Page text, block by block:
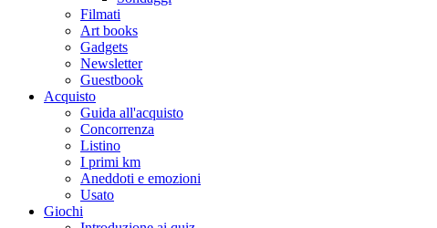
Filmati
Art books
Gadgets
Newsletter
Guestbook
Acquisto
Guida all'acquisto
Concorrenza
Listino
I primi km
Aneddoti e emozioni
Usato
Giochi